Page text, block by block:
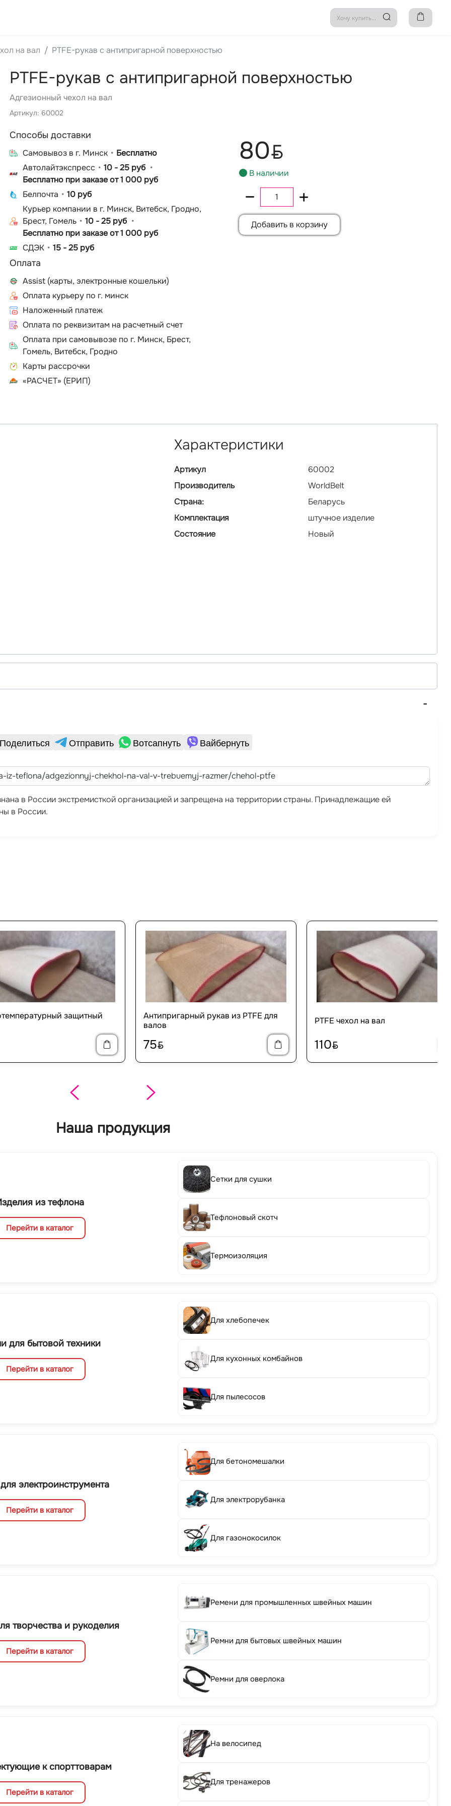
на вал PTFE-рукав с антипригарной поверхностью
PTFE-рукав с антипригарной поверхностью
Адгезионный чехол на вал
Артикул: 60002
Способы доставки
Cамовывоз в г. Минск
Бесплатно
Автолайтэкспресс
10 - 25 руб
Бесплатно при заказе от 1 000 руб
Белпочта
10 руб
Курьер компании в г. Минск, Витебск, Гродно,
Брест, Гомель
10 - 25 руб
Бесплатно при заказе от 1 000 руб
СДЭК
15 - 25 руб
Оплата
Assist (карты, электронные кошельки)
Оплата курьеру по г. минск
Наложенный платеж
Оплата по реквизитам на расчетный счет
Оплата при самовывозе по г. Минск, Брест,
Гомель, Витебск, Гродно
Карты рассрочки
«РАСЧЕТ» (ЕРИП)
80BYN
В наличии
Добавить в корзину
Характеристики
Артикул
60002
Производитель
WorldBelt
Страна:
Беларусь
Комплектация
штучное изделие
Состояние
Новый
Поделиться Отправить Вотсапнуть Вайбернуть
в России экстремисткой организацией и запрещена на территории страны. Принадлежащие ей
в России.
защитный
Антипригарный рукав из PTFE для
валов
75BYN
PTFE чехол на вал
110BYN
Наша продукция
из тефлона
Перейти в каталог
Сетки для сушки
Тефлоновый скотч
Термоизоляция
для бытовой техники
Перейти в каталог
Для хлебопечек
Для кухонных комбайнов
Для пылесосов
электроинструмента
Перейти в каталог
Для бетономешалки
Для электрорубанка
Для газонокосилок
творчества и рукоделия
Перейти в каталог
Ремени для промышленных швейных машин
Ремни для бытовых швейных машин
Ремни для оверлока
к спорттоварам
Перейти в каталог
На велосипед
Для тренажеров